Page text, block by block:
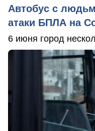
Автобус с
атаки БПЛА на
6 июня город